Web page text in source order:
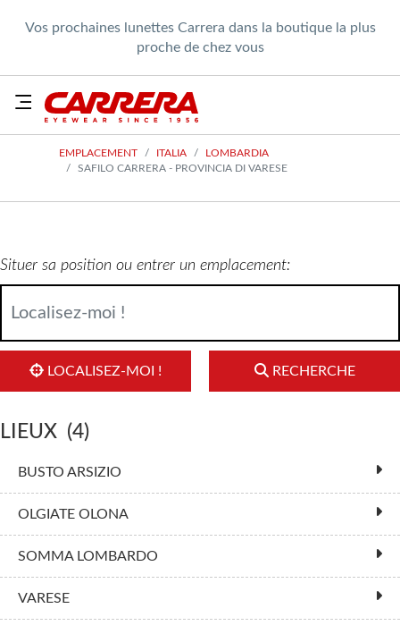
Vos prochaines lunettes Carrera dans la boutique la plus
proche de chez vous
EMPLACEMENT ITALIA
LOMBARDIA
SAFILO CARRERA - PROVINCIA DI VARESE
Situer sa position ou entrer un emplacement:
LOCALISEZ-MOI ! RECHERCHE
LIEUX (4)
BUSTO ARSIZIO
OLGIATE OLONA
SOMMA LOMBARDO
VARESE